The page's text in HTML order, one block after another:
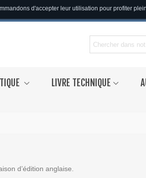
d'accepter leur utilisation pour profiter
LIVRE TECHNIQUE
d’édition anglaise.